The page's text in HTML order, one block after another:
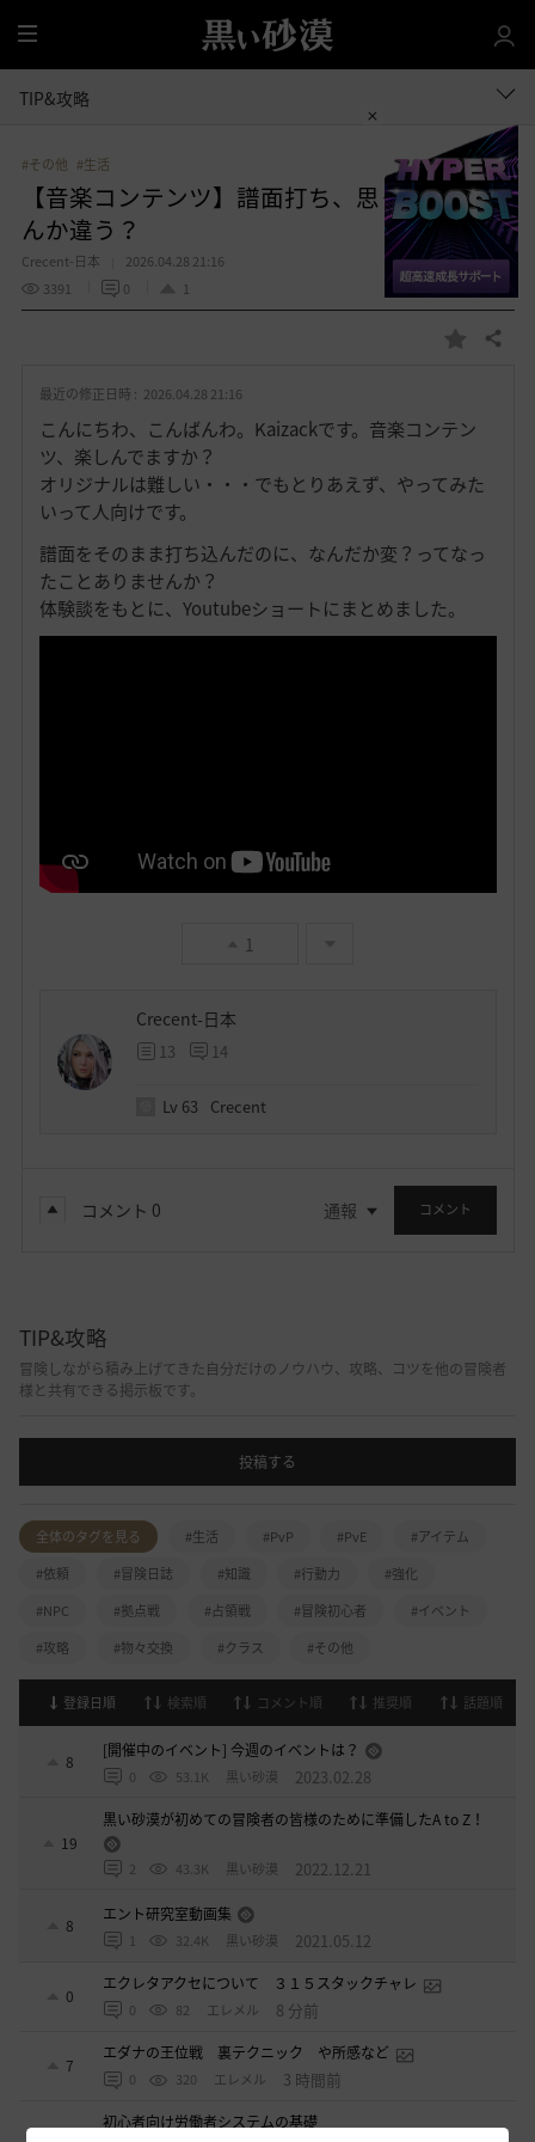
全
体
TIP&攻略
#その他 #生活
【音楽コンテンツ】譜面打ち、思ったのとな
んか違う？
Crecent-日本
2026.04.28 21:16
3391
0 1
お
入
共有する
最近の修正日時 : 2026.04.28 21:16
こんにちわ、こんばんわ。Kaizackです。音楽コンテン
ツ、楽しんでますか？
オリジナルは難しい・・・でもとりあえず、やってみた
いって人向けです。
譜面をそのまま打ち込んだのに、なんだか変？ってなっ
たことありませんか？
体験談をもとに、Youtubeショートにまとめました。
1
Crecent-日本
13 14
Lv 63 Crecent
コメント 0 通報 コメント
TIP&攻略
冒険しながら積み上げてきた自分だけのノウハウ、攻略、コツを他の冒険者
様と共有できる掲示板です。
投稿する
全体のタグを見る #生活 #PvP #PvE
#アイテム
#依頼
#冒険日誌 #知識 #行動力
#強化
#NPC
#拠点戦 #占領戦 #冒険初心者
#イベント
#攻略
#物々交換 #クラス #その他
登録日順 検索順 コメント順 推奨順 話題順
8
[開催中のイベント] 今週のイベントは？
0 53.1K 黒い砂漠 2023.02.28
19
黒い砂漠が初めての冒険者の皆様のために準備したA to Z！
2 43.3K 黒い砂漠 2022.12.21
8
エント研究室動画集
1 32.4K 黒い砂漠 2021.05.12
0
エクレタアクセについて ３１５スタックチャレ
0 82 エレメル 8 分前
7
エダナの王位戦 裏テクニック や所感など
0 320 エレメル 3 時間前
初心者向け労働者システムの基礎